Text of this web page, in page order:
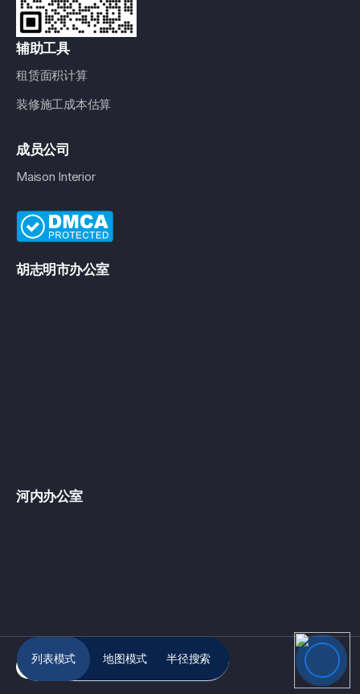
列表模式 地图模式 半径搜索
辅助工具
租赁面积计算
装修施工成本估算
成员公司
Maison Interior
胡志明市办公室
河内办公室